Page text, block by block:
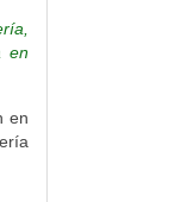
en
en